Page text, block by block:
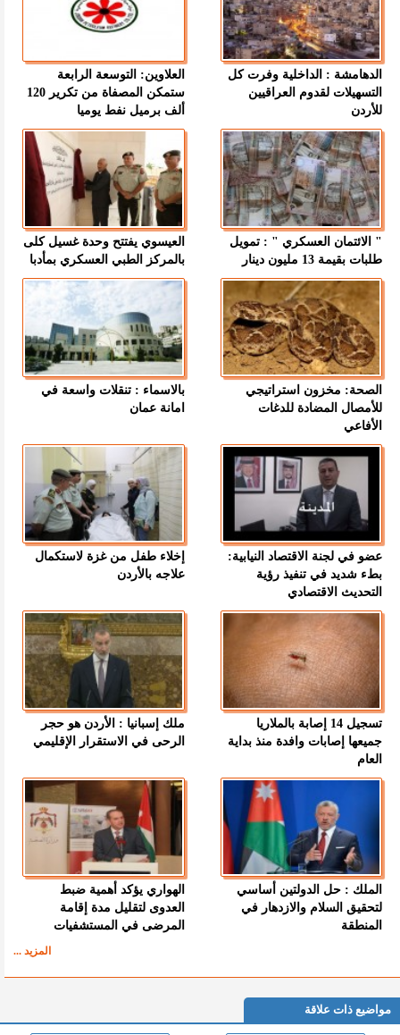
الدهامشة : الداخلية وفرت كل
التسهيلات لقدوم العراقيين
للأردن
العلاوين: التوسعة الرابعة
ستمكن المصفاة من تكرير 120
ألف برميل نفط يوميا
" الائتمان العسكري " : تمويل
طلبات بقيمة 13 مليون دينار
العيسوي يفتتح وحدة غسيل كلى
بالمركز الطبي العسكري بمأدبا
الصحة: مخزون استراتيجي
للأمصال المضادة للدغات
الأفاعي
بالاسماء : تنقلات واسعة في
امانة عمان
عضو في لجنة الاقتصاد النيابية:
بطء شديد في تنفيذ رؤية
التحديث الاقتصادي
إخلاء طفل من غزة لاستكمال
علاجه بالأردن
تسجيل 14 إصابة بالملاريا
جميعها إصابات وافدة منذ بداية
العام
ملك إسبانيا : الأردن هو حجر
الرحى في الاستقرار الإقليمي
الملك : حل الدولتين أساسي
لتحقيق السلام والازدهار في
المنطقة
الهواري يؤكد أهمية ضبط
العدوى لتقليل مدة إقامة
المرضى في المستشفيات
المزيد ...
مواضيع ذات علاقة